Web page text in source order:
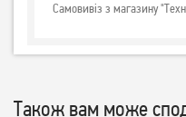
Самовивіз з магазину
Також вам може